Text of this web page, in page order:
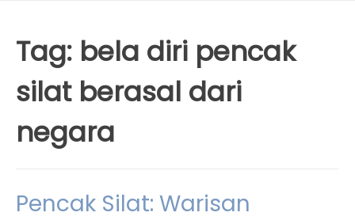
Tag: bela diri pencak
silat berasal dari
negara
Pencak Silat: Warisan